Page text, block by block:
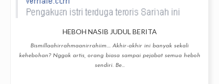
HEBOH NASIB JUDUL BERITA
Bismillaahirrahmaanirrahiim.... Akhir-akhir ini banyak sekali
kehebohan? Nggak artis, orang biasa sampai pejabat semua heboh
sendiri. Be...